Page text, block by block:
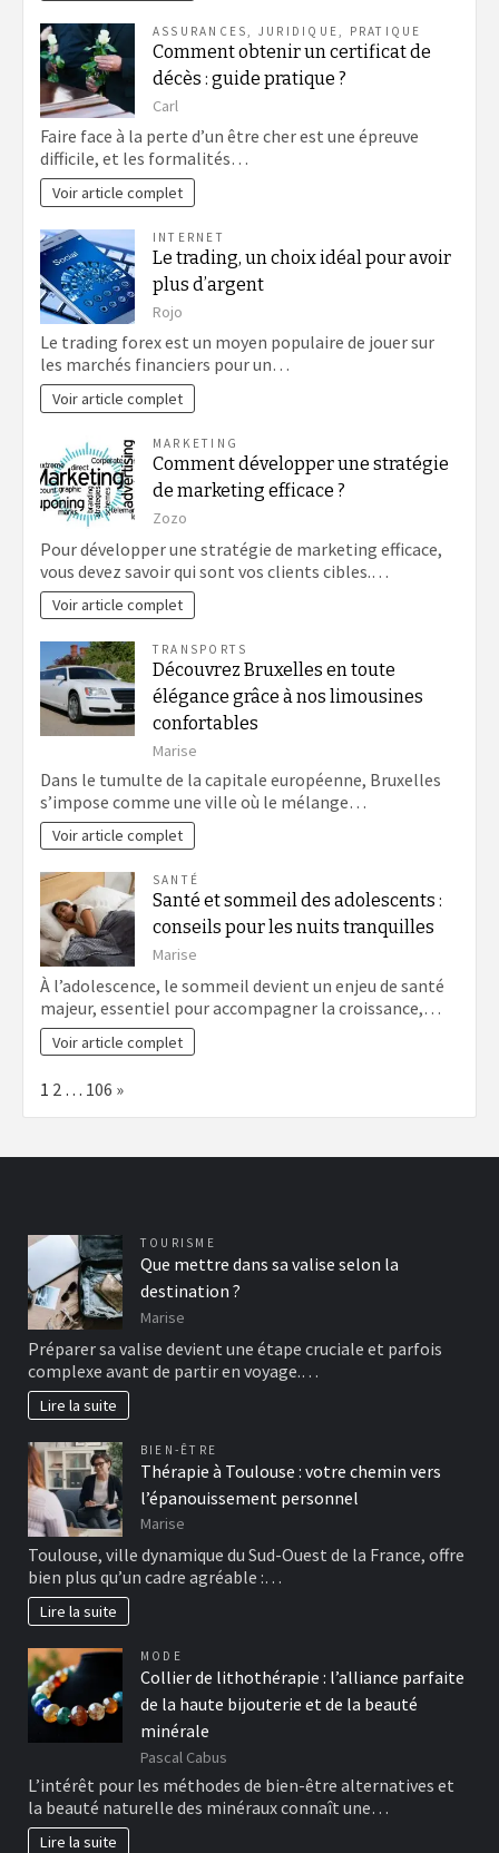
ASSURANCES, JURIDIQUE, PRATIQUE
Comment obtenir un certificat de
décès : guide pratique ?
Carl
Faire face à la perte d’un être cher est une épreuve
difficile, et les formalités…
Voir article complet
INTERNET
Le trading, un choix idéal pour avoir
plus d’argent
Rojo
Le trading forex est un moyen populaire de jouer sur
les marchés financiers pour un…
Voir article complet
MARKETING
Comment développer une stratégie
de marketing efficace ?
Zozo
Pour développer une stratégie de marketing efficace,
vous devez savoir qui sont vos clients cibles.…
Voir article complet
TRANSPORTS
Découvrez Bruxelles en toute
élégance grâce à nos limousines
confortables
Marise
Dans le tumulte de la capitale européenne, Bruxelles
s’impose comme une ville où le mélange…
Voir article complet
SANTÉ
Santé et sommeil des adolescents :
conseils pour les nuits tranquilles
Marise
À l’adolescence, le sommeil devient un enjeu de santé
majeur, essentiel pour accompagner la croissance,…
Voir article complet
Page:
1 2 … 106 Next
»
TOURISME
Que mettre dans sa valise selon la
destination ?
Marise
Préparer sa valise devient une étape cruciale et parfois
complexe avant de partir en voyage.…
Lire la suite
BIEN-ÊTRE
Thérapie à Toulouse : votre chemin vers
l’épanouissement personnel
Marise
Toulouse, ville dynamique du Sud-Ouest de la France, offre
bien plus qu’un cadre agréable :…
Lire la suite
MODE
Collier de lithothérapie : l’alliance parfaite
de la haute bijouterie et de la beauté
minérale
Pascal Cabus
L’intérêt pour les méthodes de bien-être alternatives et
la beauté naturelle des minéraux connaît une…
Lire la suite